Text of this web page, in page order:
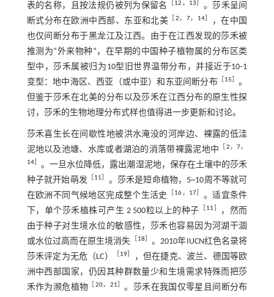
表的名称，且按法规仍被列为保留名 12 ， 13
。莎禾呈间
断式分布在欧洲中西部、东亚和北美
2， 7， 14］
，在中国
也仅间断分布于黑龙江及江西。由于在江西发现的莎禾被
推测为“外来物种”，在早期的中国种子植物属的分布区类
型中，莎禾属被归为10型旧世界温带分布，并接近于10⁃1
变型：地中海区、西亚（或中亚）和东亚间断分布［ 15
。
但鉴于莎禾在北美的分布以及莎禾在江西分布的原生性探
讨，莎禾的生物地理分布式样也值得进一步更新和讨论。
莎禾喜生长在间歇性地被洪水淹没的河岸边、裸露的低洼
泥地以及池塘、水库或者湖泊的消落带裸露泥地中
2，7，
14］ 。一旦水位降低，露出潮湿泥地，保存在土壤中的莎禾
种子就开始萌发
11
。莎禾是短命植物，5~10周不等就可
在欧洲不同气候地区完成整个生活史
16， 17
。适宜条件
下，单个莎禾植株可产生 2 500粒以上的种子
11
，然而
由于种子对生境水位的敏感性，莎禾也容易因为河湖干涸
或水位过高而在原生境消失
18
。2010年IUCN红色名录将
莎禾评定为无危（LC）
19
，但在捷克、波兰、德国等欧
洲中西部国家，仍因其种群数量少和生境需求特殊而把莎
禾作为濒危植物
20， 21
。莎禾在我国仅零星且间断分布